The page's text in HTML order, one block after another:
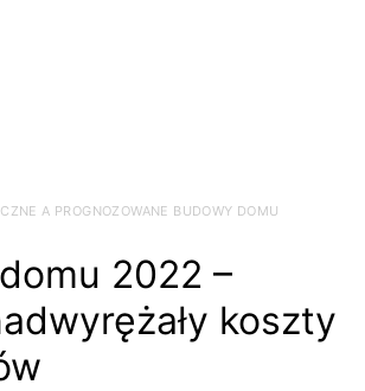
A PROGNOZOWANE BUDOWY DOMU
2022 –
koszty